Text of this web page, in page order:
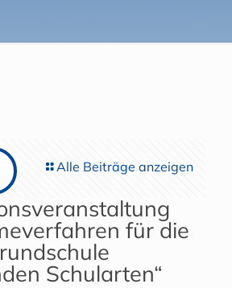
Alle Beiträge anzeigen
für die
Schularten“